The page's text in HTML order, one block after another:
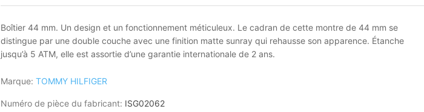
Boîtier 44 mm. Un design et un fonctionnement méticuleux. Le cadran de cette montre de 44 mm se
distingue par une double couche avec une finition matte sunray qui rehausse son apparence. Étanche
jusqu’à 5 ATM, elle est assortie d’une garantie internationale de 2 ans.
Marque: TOMMY HILFIGER
Numéro de pièce du fabricant: ISG02062